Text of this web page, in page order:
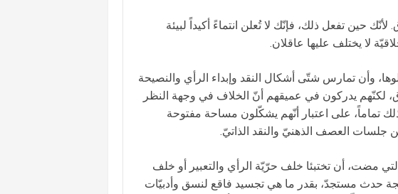
حين تفعل ذلك، فإنّك لا تُعلن انتماءً أكيداً لبيئة
لا يختلف عليها عاقلان.
وأن تمارس شتّى أشكال النقد وإبداء الرأي والنصيحة
لكنّهم يدركون في عميقهم أنّ الخلاف في وجهة النظر
تماماً، على اعتبار أنّهم يشكّلون مساحة مفتوحة
جلسات العصف الذهنيّ والنقد الذاتيّ.
مضت، أن تختبئا خلف حرّيّة الرأي والتعبير أو خلف
حدث مستجدّ، بقدر ما هي تجسيد فاقع لنسق وأدبيّات